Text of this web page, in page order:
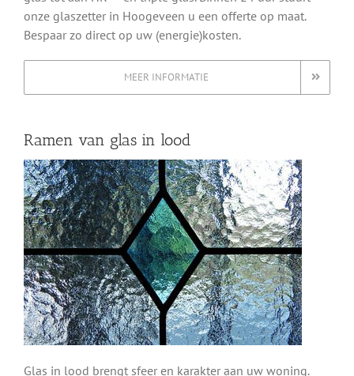
onze glaszetter in Hoogeveen u een offerte op maat.
Bespaar zo direct op uw (energie)kosten.
MEER INFORMATIE
Ramen van glas in lood
Glas in lood brengt sfeer en karakter aan uw woning.